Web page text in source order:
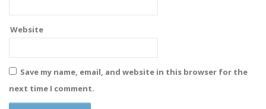
Website
Save my name, email, and website in this browser for the
next time I comment.